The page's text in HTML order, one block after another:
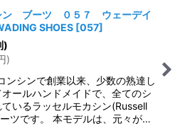
ン ブーツ ０５７ ウェーデイ
SHOES [057]
)
)
ンシンで創業以来、少数の熟達し
ールハンドメイドで、全てのシ
ているラッセルモカシン(Russell
ツです。 本モデルは、元々が…